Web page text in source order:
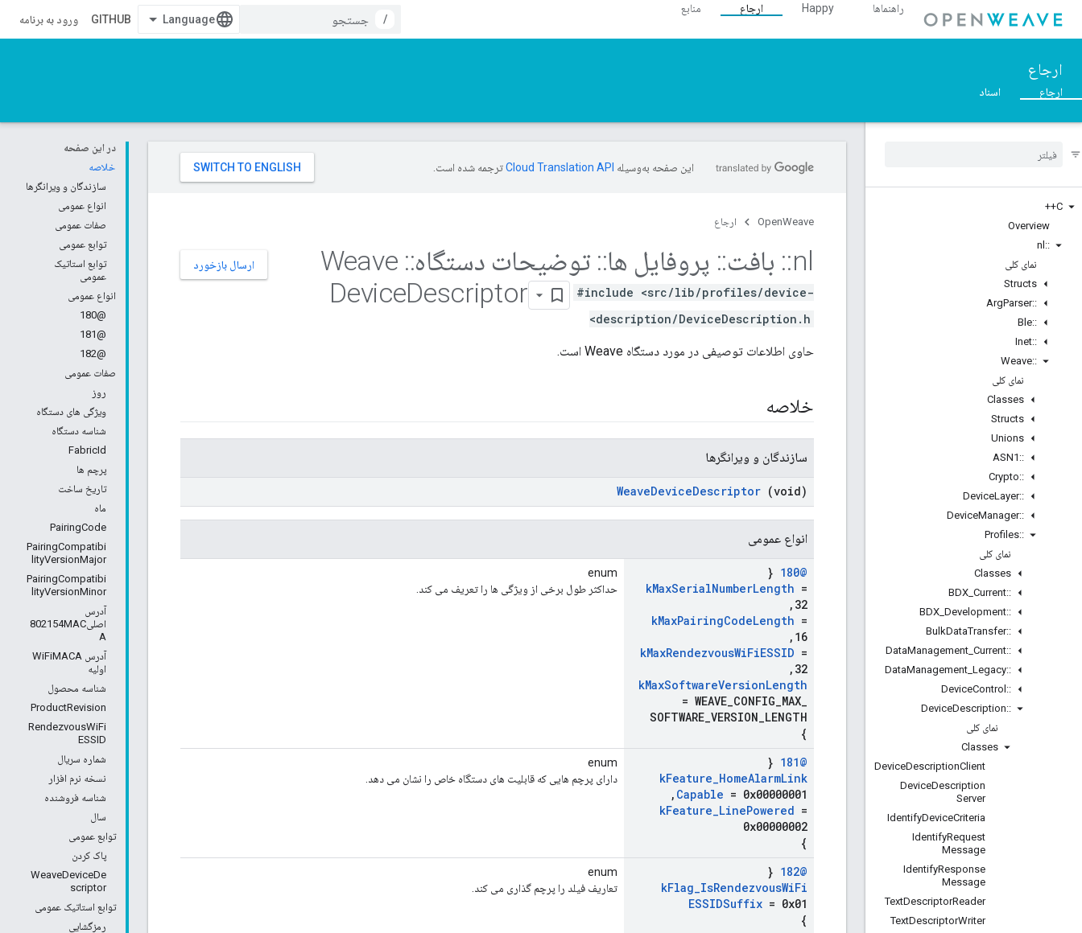
راهنماها Happy ارجاع
منابع
/
GITHUB ورود به برنامه
ارجاع
ارجاع اسناد
C++
Overview
::
nl
نمای کلی
Structs
::
ArgParser
::
Ble
::
Inet
::
Weave
نمای کلی
Classes
Structs
Unions
::
ASN1
::
Crypto
::
DeviceLayer
::
DeviceManager
::
Profiles
نمای کلی
Classes
::
BDX Current
::
BDX Development
::
BulkDataTransfer
::
DataManagement Current
::
DataManagement Legacy
::
DeviceControl
::
DeviceDescription
نمای کلی
Classes
DeviceDescriptionClient
DeviceDescription
Server
IdentifyDeviceCriteria
IdentifyRequest
Message
IdentifyResponse
Message
TextDescriptorReader
TextDescriptorWriter
در این صفحه
خلاصه
سازندگان و ویرانگرها
انواع عمومی
صفات عمومی
توابع عمومی
توابع استاتیک
عمومی
انواع عمومی
@180
@181
@182
صفات عمومی
روز
ویژگی های دستگاه
شناسه دستگاه
FabricId
پرچم ها
تاریخ ساخت
ماه
PairingCode
PairingCompatibi
lityVersionMajor
PairingCompatibi
lityVersionMinor
آدرس
اصلی802154MAC
A
آدرس WiFiMACA
اولیه
شناسه محصول
ProductRevision
RendezvousWiFi
ESSID
شماره سریال
نسخه نرم افزار
شناسه فروشنده
سال
توابع عمومی
پاک کردن
WeaveDeviceDe
scriptor
توابع استاتیک عمومی
رمزگشایی
این صفحه به‌وسیله ترجمه شده است.
OpenWeave ارجاع
ارسال بازخورد nl
:: بافت:: پروفایل ها:: توضیحات دستگاه::
DeviceDescriptor
#include <src/lib/profiles/device-
description/DeviceDescription.h>
حاوی اطلاعات توصیفی در مورد دستگاه Weave است.
خلاصه
سازندگان و ویرانگرها
WeaveDeviceDescriptor (void)
انواع عمومی
@180
{
kMaxSerialNumberLength =
32
,
kMaxPairingCodeLength =
16
,
kMaxRendezvousWiFiESSID =
32
,
kMaxSoftwareVersionLength
= WEAVE CONFIG MAX
SOFTWARE VERSION LENGTH
}
enum
حداکثر طول برخی از ویژگی ها را تعریف می کند.
@181
{
kFeature_HomeAlarmLink
Capable = 0x00000001
,
kFeature_LinePowered =
0x00000002
}
enum
دارای پرچم هایی که قابلیت های دستگاه خاص را نشان می دهد.
@182
{
kFlag_IsRendezvousWiFi
ESSIDSuffix = 0x01
}
enum
تعاریف فیلد را پرچم گذاری می کند.